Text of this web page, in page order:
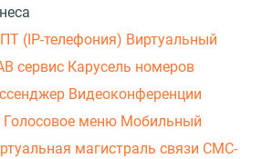
(IP-телефония) Виртуальный
сервис Карусель номеров
Видеоконференции
Голосовое меню Мобильный
магистраль связи СМС-